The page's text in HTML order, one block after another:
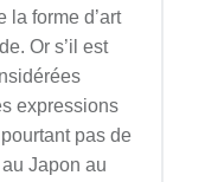
la forme d’art
Or s’il est
expressions
pas de
Japon au